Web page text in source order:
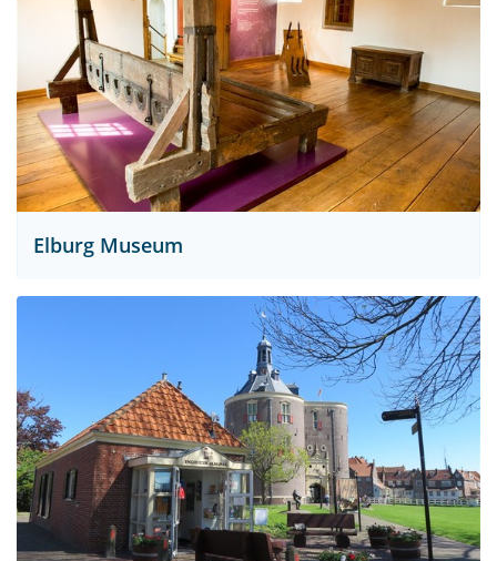
Elburg Museum